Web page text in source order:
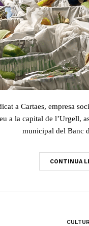
a Cartaes, empresa
a la capital de l’Urgell,
municipal del Banc
CONTINUA